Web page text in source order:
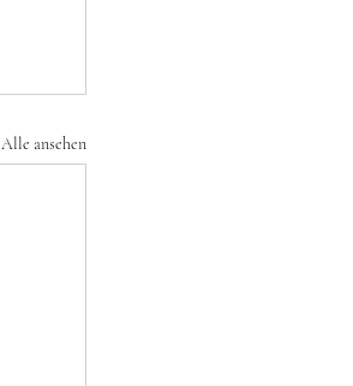
Alle ansehen